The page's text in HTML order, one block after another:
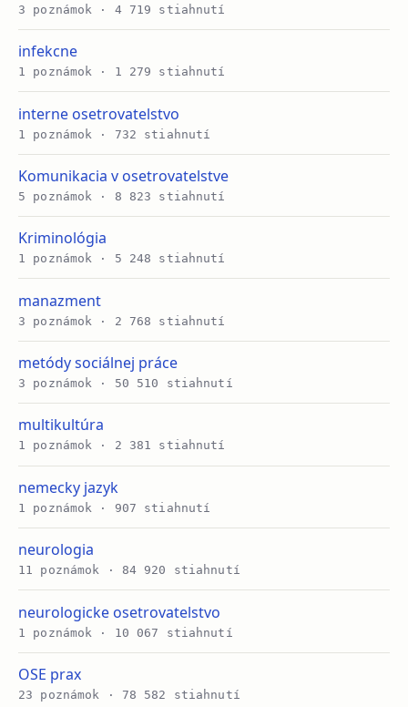
3 poznámok · 4 719 stiahnutí
infekcne
1 poznámok · 1 279 stiahnutí
interne osetrovatelstvo
1 poznámok · 732 stiahnutí
Komunikacia v osetrovatelstve
5 poznámok · 8 823 stiahnutí
Kriminológia
1 poznámok · 5 248 stiahnutí
manazment
3 poznámok · 2 768 stiahnutí
metódy sociálnej práce
3 poznámok · 50 510 stiahnutí
multikultúra
1 poznámok · 2 381 stiahnutí
nemecky jazyk
1 poznámok · 907 stiahnutí
neurologia
11 poznámok · 84 920 stiahnutí
neurologicke osetrovatelstvo
1 poznámok · 10 067 stiahnutí
OSE prax
23 poznámok · 78 582 stiahnutí